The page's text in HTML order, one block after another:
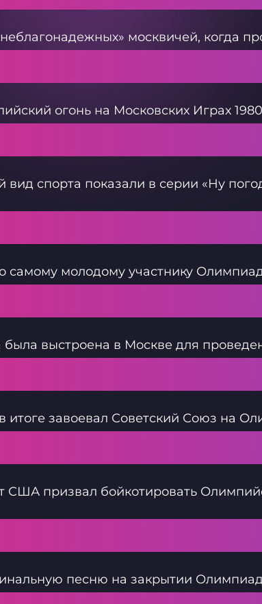
москвичей, когда
огонь на Московских Играх
вид спорта показали в серии «Ну
самому молодому участнику
была выстроена в Москве для
итоге завоевал Советский Союз на
США призвал бойкотировать
песню на закрытии